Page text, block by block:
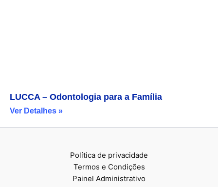
LUCCA – Odontologia para a Família
Ver Detalhes »
Política de privacidade
Termos e Condições
Painel Administrativo